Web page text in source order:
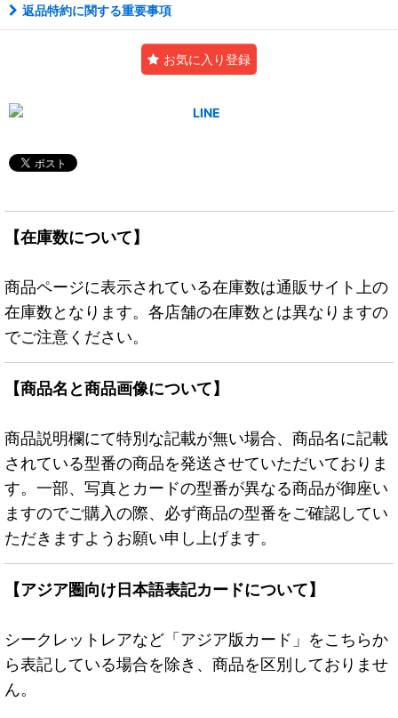
返品特約に関する重要事項
お気に入り登録
【在庫数について】
商品ページに表示されている在庫数は通販サイト上の
在庫数となります。各店舗の在庫数とは異なりますの
でご注意ください。
【商品名と商品画像について】
商品説明欄にて特別な記載が無い場合、商品名に記載
されている型番の商品を発送させていただいておりま
す。一部、写真とカードの型番が異なる商品が御座い
ますのでご購入の際、必ず商品の型番をご確認してい
ただきますようお願い申し上げます。
【アジア圏向け日本語表記カードについて】
シークレットレアなど「アジア版カード」をこちらか
ら表記している場合を除き、商品を区別しておりませ
ん。